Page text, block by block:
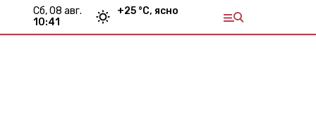
сб, 08 авг.
10:41
+25 °С, ясно